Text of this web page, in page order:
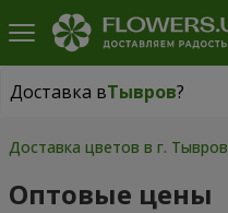
Доставка вТывров?
Доставка вТывров|
Доставка цветов в г. Тывров
Оптовые цены